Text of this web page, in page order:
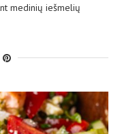
medinių iešmelių